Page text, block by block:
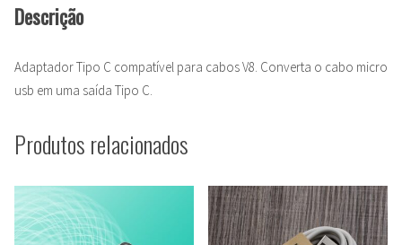
Descrição
Adaptador Tipo C compatível para cabos V8. Converta o cabo micro
usb em uma saída Tipo C.
Produtos relacionados